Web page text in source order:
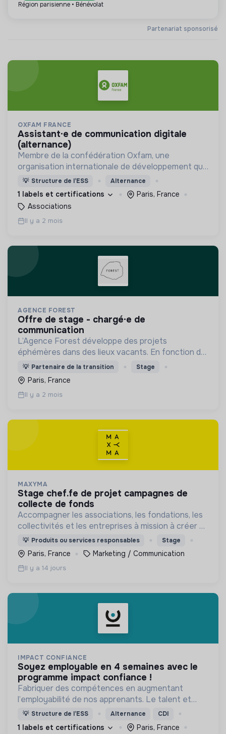
Partenariat sponsorisé
Région parisienne • Bénévolat
OXFAM FRANCE
assistant·e de communication digitale
(alternance)
Membre de la confédération Oxfam, une
organisation internationale de développement qui
met en oeuvre des solutions durables pour mettre
fin aux injustices qui engendrent la pauvreté.
💡 Structure de l’ESS Alternance
1 labels et certifications
Paris, France
Associations
Il y a 2 mois
AGENCE FOREST
offre de stage - chargé·e de
communication
L’Agence Forest développe des projets
éphémères dans des lieux vacants. En fonction du
contexte, elle élabore des programmations
diversifiées : événementiel, activités à impact,
accueil du public...
💡 Partenaire de la transition Stage
Paris, France
Il y a 2 mois
MAXYMA
stage chef.fe de projet campagnes de
collecte de fonds
Accompagner les associations, les fondations, les
collectivités et les entreprises à mission à créer et
animer leur communauté d’engagement, au
service du bien commun.
💡 Produits ou services responsables Stage
Paris, France Marketing / Communication
Il y a 14 jours
IMPACT CONFIANCE
soyez employable en 4 semaines avec le
programme impact confiance !
Fabriquer des compétences en augmentant
l’employabilité de nos apprenants. Le talent et
l’envie valent autant que le diplôme.
💡 Structure de l’ESS Alternance CDI
1 labels et certifications
Paris, France